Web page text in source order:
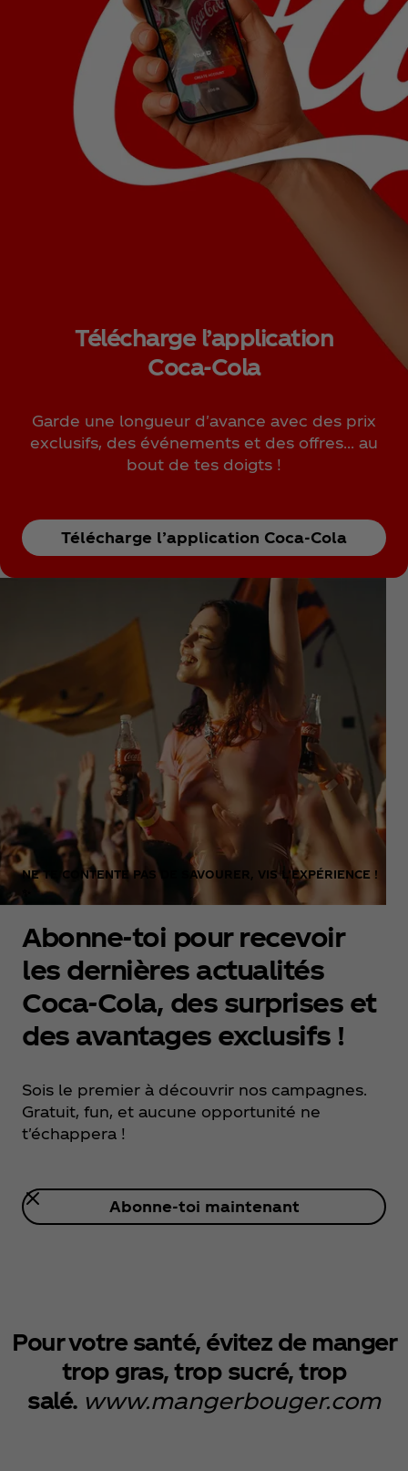
Télécharge l’application
Coca‑Cola
Garde une longueur d'avance avec des prix
exclusifs, des événements et des offres… au
bout de tes doigts !
Télécharge l’application Coca‑Cola
NE TE CONTENTE PAS DE SAVOURER, VIS L’EXPÉRIENCE !
Abonne-toi pour recevoir
les dernières actualités
Coca‑Cola, des surprises et
des avantages exclusifs !
Sois le premier à découvrir nos campagnes.
Gratuit, fun, et aucune opportunité ne
t'échappera !
Abonne-toi maintenant
Pour votre santé, évitez de manger
trop gras, trop sucré, trop
salé. www.mangerbouger.com